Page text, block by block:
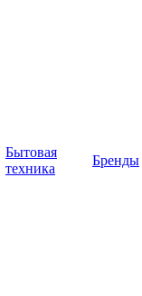
Бытовая
техника
Бренды